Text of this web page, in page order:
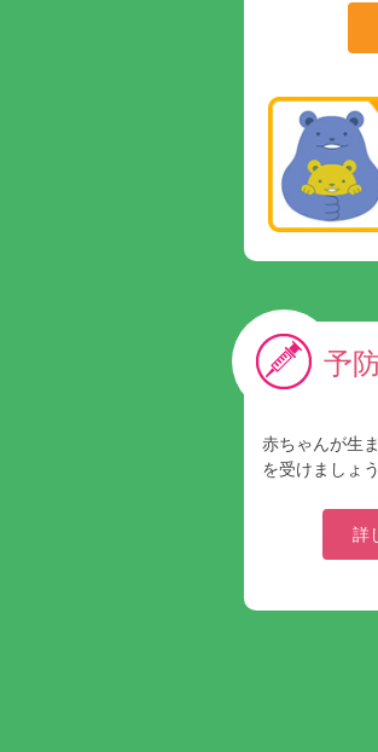
予
赤ちゃんが生
を受けましょう
詳